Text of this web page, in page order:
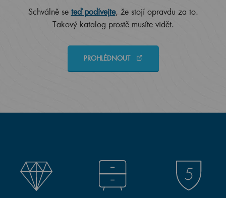
Schválně se teď podívejte, že stojí opravdu za to.
Takový katalog prostě musíte vidět.
PROHLÉDNOUT